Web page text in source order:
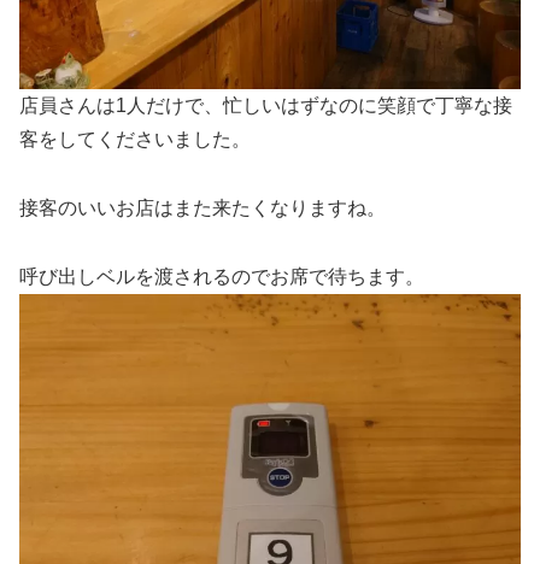
店員さんは1人だけで、忙しいはずなのに笑顔で丁寧な接
客をしてくださいました。
接客のいいお店はまた来たくなりますね。
呼び出しベルを渡されるのでお席で待ちます。